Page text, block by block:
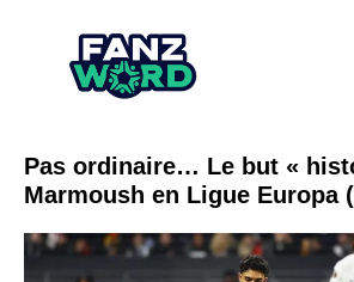
Pas ordinaire… Le but «
Marmoush en Ligue Europa